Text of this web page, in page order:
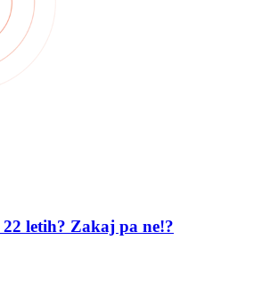
letih? Zakaj pa ne!?